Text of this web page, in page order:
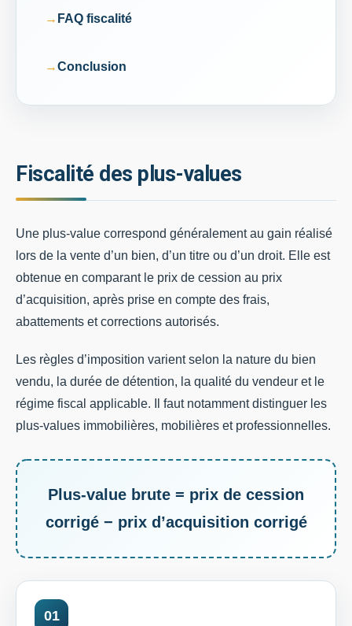
FAQ fiscalité
Conclusion
Fiscalité des plus-values
Une plus-value correspond généralement au gain réalisé
lors de la vente d’un bien, d’un titre ou d’un droit. Elle est
obtenue en comparant le prix de cession au prix
d’acquisition, après prise en compte des frais,
abattements et corrections autorisés.
Les règles d’imposition varient selon la nature du bien
vendu, la durée de détention, la qualité du vendeur et le
régime fiscal applicable. Il faut notamment distinguer les
plus-values immobilières, mobilières et professionnelles.
Plus-value brute = prix de cession
corrigé − prix d’acquisition corrigé
01